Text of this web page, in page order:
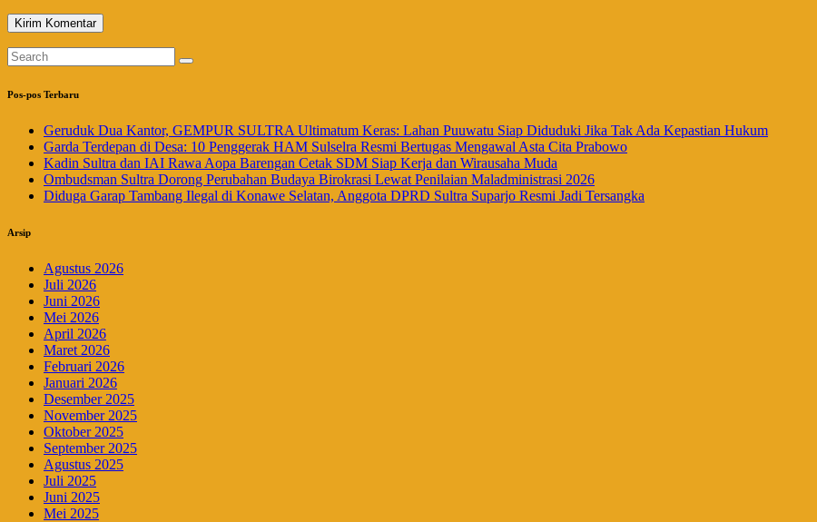
Pos-pos Terbaru
Geruduk Dua Kantor, GEMPUR SULTRA Ultimatum Keras: Lahan Puuwatu Siap Diduduki Jika Tak Ada Kepastian Hukum
Garda Terdepan di Desa: 10 Penggerak HAM Sulselra Resmi Bertugas Mengawal Asta Cita Prabowo
Kadin Sultra dan IAI Rawa Aopa Barengan Cetak SDM Siap Kerja dan Wirausaha Muda
Ombudsman Sultra Dorong Perubahan Budaya Birokrasi Lewat Penilaian Maladministrasi 2026
Diduga Garap Tambang Ilegal di Konawe Selatan, Anggota DPRD Sultra Suparjo Resmi Jadi Tersangka
Arsip
Agustus 2026
Juli 2026
Juni 2026
Mei 2026
April 2026
Maret 2026
Februari 2026
Januari 2026
Desember 2025
November 2025
Oktober 2025
September 2025
Agustus 2025
Juli 2025
Juni 2025
Mei 2025